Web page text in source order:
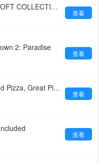
开罗游戏大合集62款/KAIROSOFT COLLECTION GAMES
查看
2: Paradise
查看
可口的披萨，美味的披萨/Good Pizza, Great Pizza
查看
查看